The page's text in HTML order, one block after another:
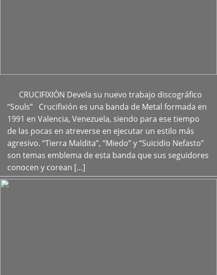
CRUCIFIXIÓN Devela su nuevo trabajo discográfico
“Souls” Crucifixión es una banda de Metal formada en
1991 en Valencia, Venezuela, siendo para ese tiempo
de las pocas en atreverse en ejecutar un estilo más
agresivo. “Tierra Maldita”, “Miedo” y “Suicidio Nefasto”
son temas emblema de esta banda que sus seguidores
conocen y corean […]
+